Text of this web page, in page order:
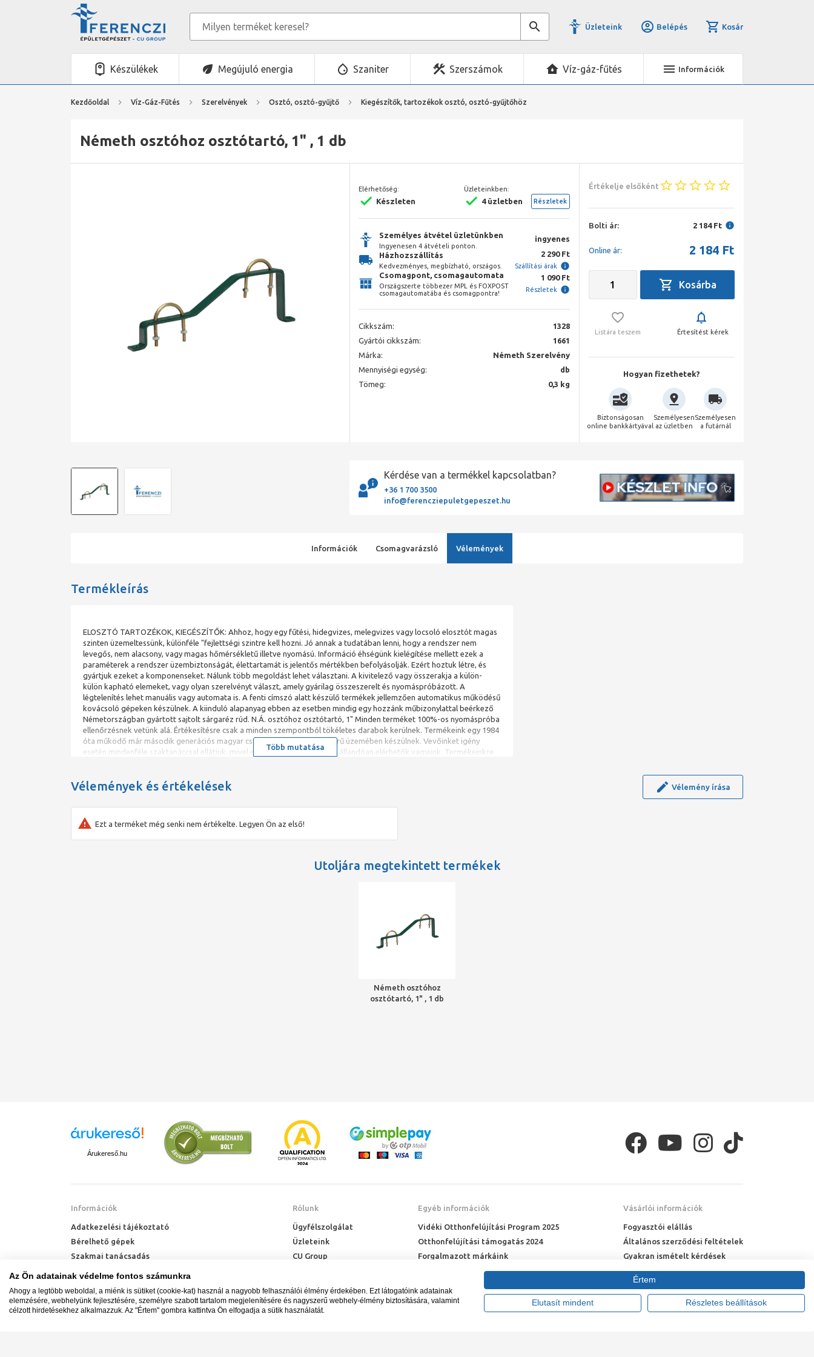
Üzleteink Belépés Kosár
Készülékek Megújuló energia Szaniter Szerszámok Víz-gáz-fűtés Információk
Kezdőoldal Víz-Gáz-Fűtés Szerelvények Osztó, osztó-gyűjtő Kiegészítők, tartozékok osztó, osztó-gyűjtőhöz
Németh osztóhoz osztótartó, 1" , 1 db
Elérhetőség:
Készleten
Üzleteinkben:
4 üzletben Részletek
Személyes átvétel üzletünkben
Ingyenesen 4 átvételi ponton.
ingyenes
Házhozszállítás
Kedvezményes, megbízható, országos.
2 290 Ft
Szállítási árak
Csomagpont, csomagautomata
Országszerte többezer MPL és FOXPOST
csomagautomatába és csomagpontra!
1 090 Ft
Részletek
Cikkszám:
1328
Gyártói cikkszám:
1661
Márka:
Németh Szerelvény
Mennyiségi egység:
db
Tömeg:
0,3 kg
Értékelje elsőként
Bolti ár: 2 184 Ft
Online ár: 2 184 Ft
Listára teszem Értesítést kérek
Hogyan fizethetek?
Biztonságosan
online bankkártyával
Személyesen
az üzletben
Személyesen
a futárnál
Kérdése van a termékkel kapcsolatban?
+36 1 700 3500
info@ferencziepuletgepeszet.hu
Információk Csomagvarázsló Vélemények
Termékleírás
ELOSZTÓ TARTOZÉKOK, KIEGÉSZÍTŐK: Ahhoz, hogy egy fűtési, hidegvizes, melegvizes vagy locsoló elosztót magas
szinten üzemeltessünk, különféle "fejlettségi szintre kell hozni. Jó annak a tudatában lenni, hogy a rendszer nem
levegős, nem alacsony, vagy magas hőmérsékletű illetve nyomású. Információ éhségünk kielégítése mellett ezek a
paraméterek a rendszer üzembiztonságát, élettartamát is jelentős mértékben befolyásolják. Ezért hoztuk létre, és
gyártjuk ezeket a komponenseket. Nálunk több megoldást lehet választani. A kivitelező vagy összerakja a külön-
külön kapható elemeket, vagy olyan szerelvényt választ, amely gyárilag összeszerelt és nyomáspróbázott. A
légtelenítés lehet manuális vagy automata is. A fenti címszó alatt készülő termékek jellemzően automatikus működésű
kovácsoló gépeken készülnek. A kiinduló alapanyag ebben az esetben mindig egy hozzánk műbizonylattal beérkező
Németországban gyártott sajtolt sárgaréz rúd. N.Á. osztóhoz osztótartó, 1" Minden terméket 100%-os nyomáspróba
ellenőrzésnek vetünk alá. Értékesítésre csak a minden szempontból tökéletes darabok kerülnek. Termékeink egy 1984
óta működő már második generációs magyar családi vállalkozás korszerű üzemében készülnek. Vevőinket igény
esetén mindenféle szaktanáccsal ellátjuk, mivel egy nyelvet beszélünk és állandóan elérhetők vagyunk. Termékeinkre
környezetet szennyezni, mivel újra értékesíthető és feldolgozható. Termékeink megfelelnek minden törvényi
előírásnak, akkreditált intézetek által kiállított Nemzeti Műszaki Értékeléssel, ÁNTSZ engedéllyel rendelkeznek. Ahol
szükséges ott pedig az ivóvízre előírt 1+-os tanúsítványt is a kedves vevő rendelkezésére bocsátjuk.
9001:2015 szabvány szerint tanúsított.
Több mutatása
Vélemények és értékelések Vélemény írása
Ezt a terméket még senki nem értékelte. Legyen Ön az első!
Utoljára megtekintett termékek
Németh osztóhoz
osztótartó, 1" , 1 db
Árukereső.hu
Információk
Adatkezelési tájékoztató
Bérelhető gépek
Szakmai tanácsadás
Technik Cool Pro hőszivattyú tájékoztató
Hőszivattyú kalkulátor
Rólunk
Ügyfélszolgálat
Üzleteink
CU Group
Egyéb információk
Vidéki Otthonfelújítási Program 2025
Otthonfelújítási támogatás 2024
Forgalmazott márkáink
Adatkezelési kérelem
Vásárlói információk
Fogyasztói elállás
Általános szerződési feltételek
Gyakran ismételt kérdések
Online rendelés menete
Fizetési feltételek
Az Ön adatainak védelme fontos számunkra
Ahogy a legtöbb weboldal, a miénk is sütiket (cookie-kat) használ a nagyobb felhasználói élmény érdekében. Ezt látogatóink adatainak
elemzésére, webhelyünk fejlesztésére, személyre szabott tartalom megjelenítésére és nagyszerű webhely-élmény biztosítására, valamint
célzott hirdetésekhez alkalmazzuk. Az "Értem" gombra kattintva Ön elfogadja a sütik használatát.
Értem
Elutasít mindent Részletes beállítások